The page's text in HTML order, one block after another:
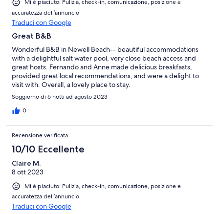
Mi è piaciuto: Pulizia, check-in, comunicazione, posizione e
accuratezza dell’annuncio
Traduci con Google
Great B&B
Wonderful B&B in Newell Beach-- beautiful accommodations
with a delightful salt water pool, very close beach access and
great hosts. Fernando and Anne made delicious breakfasts,
provided great local recommendations, and were a delight to
visit with. Overall, a lovely place to stay.
Soggiorno di 6 notti ad agosto 2023
0
Recensione verificata
10/10 Eccellente
Claire M.
8 ott 2023
Mi è piaciuto: Pulizia, check-in, comunicazione, posizione e
accuratezza dell’annuncio
Traduci con Google